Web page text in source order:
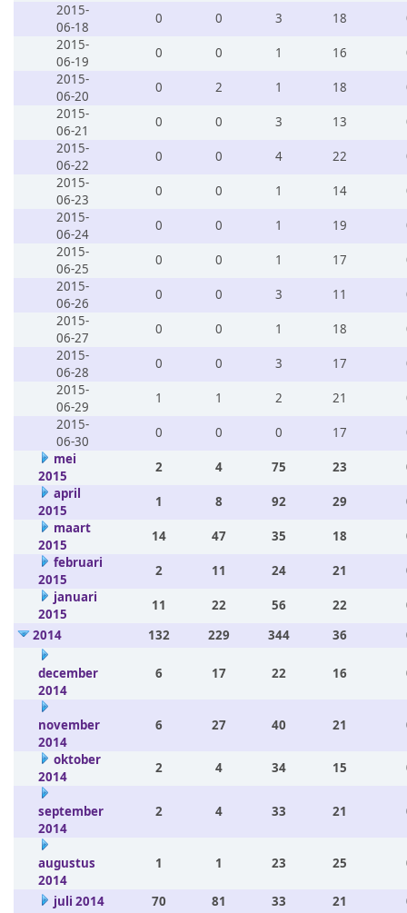
2015-
06-18
0 0 3 18
2015-
06-19
0 0 1 16
2015-
06-20
0 2 1 18
2015-
06-21
0 0 3 13
2015-
06-22
0 0 4 22
2015-
06-23
0 0 1 14
2015-
06-24
0 0 1 19
2015-
06-25
0 0 1 17
2015-
06-26
0 0 3 11
2015-
06-27
0 0 1 18
2015-
06-28
0 0 3 17
2015-
06-29
1 1 2 21
2015-
06-30
0 0 0 17
mei
2015
2 4 75 23
april
2015
1 8 92 29
maart
2015
14 47 35 18
februari
2015
2 11 24 21
januari
2015
11 22 56 22
2014
132 229 344 36
december
2014
6 17 22 16
november
2014
6 27 40 21
oktober
2014
2 4 34 15
september
2014
2 4 33 21
augustus
2014
1 1 23 25
juli 2014 70 81 33 21